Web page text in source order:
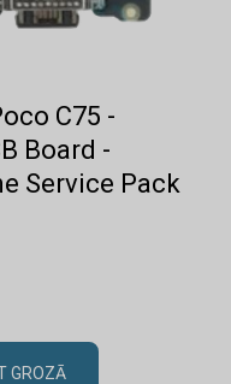
C75 -
Board -
Service Pack
GROZĀ